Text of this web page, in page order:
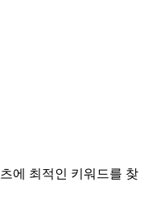
에 최적인 키워드를 찾